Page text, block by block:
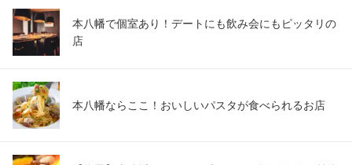
本八幡で個室あり！デートにも飲み会にもピッタリの
店
本八幡ならここ！おいしいパスタが食べられるお店